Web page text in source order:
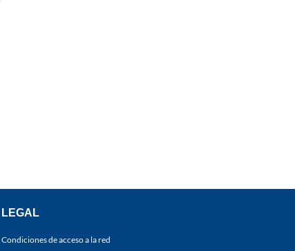
LEGAL
Condiciones de acceso a la red